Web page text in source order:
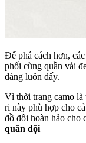
Để phá cách hơn,
phối cùng quần vải
dáng luôn đấy.
Vì thời trang camo là
ri này phù hợp cho
đồ đôi hoàn hảo cho
quân đội